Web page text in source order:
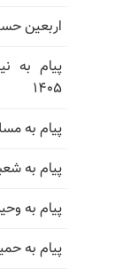
اربعین
۱۴۰۵
پیام به مسلم ۳۴
پیام به شعبان ۳۲۰۰
پیام به وحید ۲۳۹۰
پیام به حمید ۸۹